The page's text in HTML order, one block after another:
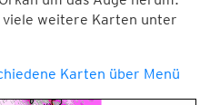
weitere Karten unter
Karten über Menü